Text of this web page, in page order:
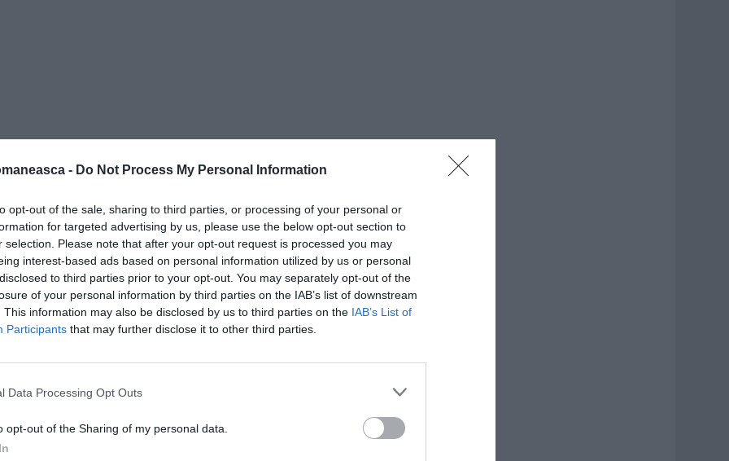
- Do Not Process My Personal Information
opt-out of the sale, sharing to third parties, or processing of your personal or
for targeted advertising by us, please use the below opt-out section to
selection. Please note that after your opt-out request is processed you may
interest-based ads based on personal information utilized by us or personal
to third parties prior to your opt-out. You may separately opt-out of the
of your personal information by third parties on the IAB’s list of downstream
This information may also be disclosed by us to third parties on the IAB’s List of
Participants that may further disclose it to other third parties.
Data Processing Opt Outs
opt-out of the Sharing of my personal data.
au fost evacuați, respectându-se
o problemă. Existătrei răniți în stare de
probleme la trenul de aterizare
urgență folosind doar un motor și
dreaptă.Pista este inutilizabilă în
este închis. Avionul venea de la
aeroport ca importanță al Romei.